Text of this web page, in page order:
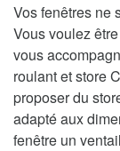
Vos fenêtres ne
Vous voulez
vous
roulant et store
proposer du
adapté aux
fenêtre un